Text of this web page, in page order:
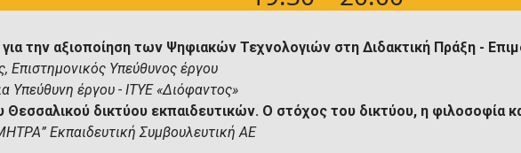
την αξιοποίηση των Ψηφιακών Τεχνολογιών στη Διδακτική Πράξη -
Υπεύθυνος έργου
έργου - ΙΤΥΕ «Διόφαντος»
Θεσσαλικού δικτύου εκπαιδευτικών. Ο στόχος του δικτύου, η φιλοσοφία
Εκπαιδευτική Συμβουλευτική ΑΕ